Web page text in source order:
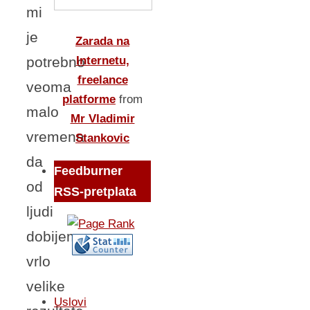
mi
je
potrebno
veoma
malo
vremena
da
od
ljudi
dobijem
vrlo
velike
Zarada na
Internetu,
freelance
platforme from
Mr Vladimir
Stankovic
Feedburner
RSS-pretplata
Uslovi